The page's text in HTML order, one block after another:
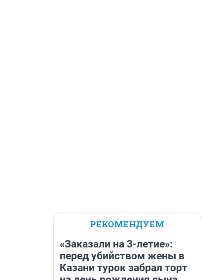
РЕКОМЕНДУЕМ
«Заказали на 3-летие»:
перед убийством жены в
Казани турок забрал торт